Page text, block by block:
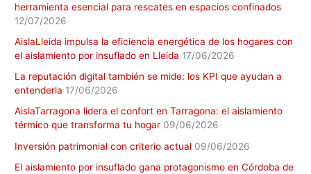
herramienta esencial para rescates en espacios confinados
12/07/2026
AislaLleida impulsa la eficiencia energética de los hogares con
el aislamiento por insuflado en Lleida 17/06/2026
La reputación digital también se mide: los KPI que ayudan a
entenderla 17/06/2026
AislaTarragona lidera el confort en Tarragona: el aislamiento
térmico que transforma tu hogar 09/06/2026
Inversión patrimonial con criterio actual 09/06/2026
El aislamiento por insuflado gana protagonismo en Córdoba de